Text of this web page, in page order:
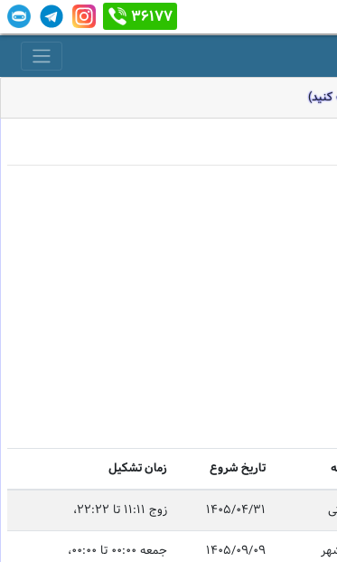
36177
تاریخ شروع زمان تشکیل
1405/04/31 زوج 11:11 تا 22:22،
1405/09/09 جمعه 00:00 تا 00:00،